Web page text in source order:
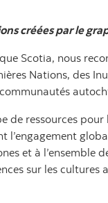
créées par le
Scotia, nous
Nations, des
de ressources
l’engagement
et à l’ensemble
sur les cultures